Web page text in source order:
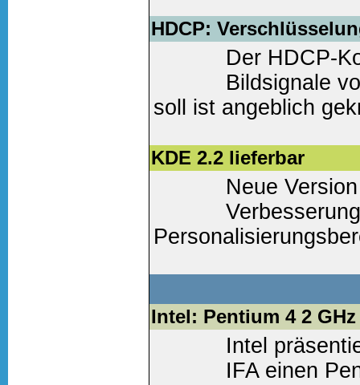
Weiter lesen(0
HDCP:
Der HDCP-
Bildsignale
soll ist angeblich
Weiter lesen(1
KDE 2.2 lieferbar
Neue
Intel: Pentium 4 2
Intel
IFA einen